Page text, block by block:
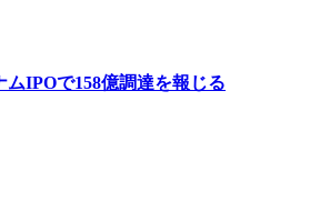
IPOで158億調達を報じる